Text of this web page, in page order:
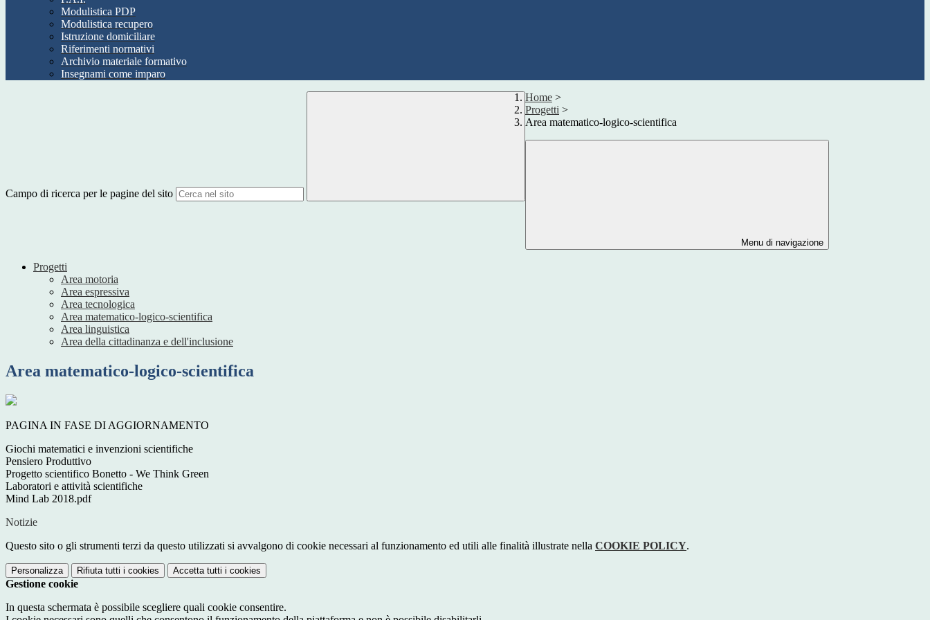
Modulistica PDP
Modulistica recupero
Istruzione domiciliare
Riferimenti normativi
Archivio materiale formativo
Insegnami come imparo
Campo di ricerca per le pagine del sito
Home >
Progetti >
Area matematico-logico-scientifica
Menu di navigazione
Progetti
Area motoria
Area espressiva
Area tecnologica
Area matematico-logico-scientifica
Area linguistica
Area della cittadinanza e dell'inclusione
Area matematico-logico-scientifica
PAGINA IN FASE DI AGGIORNAMENTO
Giochi matematici e invenzioni scientifiche
Pensiero Produttivo
Progetto scientifico Bonetto - We Think Green
Laboratori e attività scientifiche
Mind Lab 2018.pdf
Notizie
Questo sito o gli strumenti terzi da questo utilizzati si avvalgono di cookie necessari al funzionamento ed utili alle finalità illustrate nella COOKIE POLICY.
Personalizza Rifiuta tutti i cookies Accetta tutti i cookies
Gestione cookie
In questa schermata è possibile scegliere quali cookie consentire.